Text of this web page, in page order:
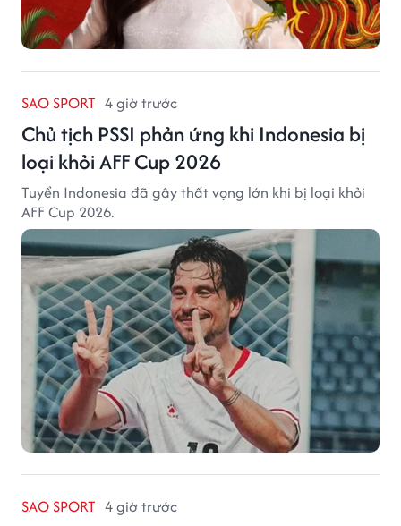
SAO SPORT 4 giờ trước
Chủ tịch PSSI phản ứng khi Indonesia bị
loại khỏi AFF Cup 2026
Tuyển Indonesia đã gây thất vọng lớn khi bị loại khỏi
AFF Cup 2026.
SAO SPORT 4 giờ trước